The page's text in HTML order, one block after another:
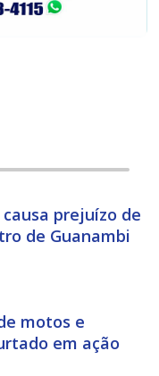
prejuízo de
de Guanambi
motos e
em ação